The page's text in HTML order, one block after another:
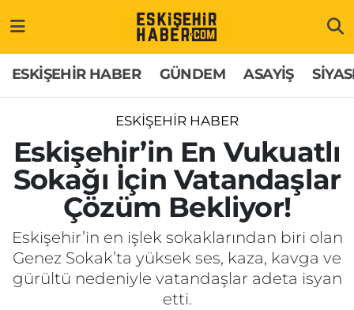
ESKİŞEHİR HABER GÜNDEM ASAYİŞ
ESKİŞEHİR HABER
Eskişehir’in En Vukuatlı
Sokağı İçin Vatandaşlar
Çözüm Bekliyor!
Eskişehir’in en işlek sokaklarından biri olan
Genez Sokak’ta yüksek ses, kaza, kavga ve
gürültü nedeniyle vatandaşlar adeta isyan
etti.
GÜNDEM
ASAYİŞ
SİYASET
EKONOMİ
SAĞLIK
Hakkımızda
İletişim
Künye
Odunpazarı Trafik Yoğunluk Haritası
Süper Lig Puan Durumu ve Fikstür
Tüm Manşetler
Son Dakika Haberleri
Haber Arşivi